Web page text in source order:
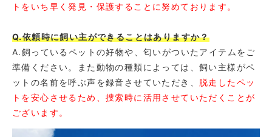
トをいち早く発見・保護することに努めております。
Q.依頼時に飼い主ができることはありますか？
A.飼っているペットの好物や、匂いがついたアイテムをご
準備ください。また動物の種類によっては、飼い主様がペ
ットの名前を呼ぶ声を録音させていただき、 脱走したペッ
トを安心させるため、捜索時に活用させていただくことが
ございます。